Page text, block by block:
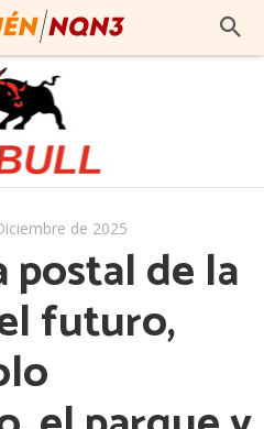
de 2025
postal de la
futuro,